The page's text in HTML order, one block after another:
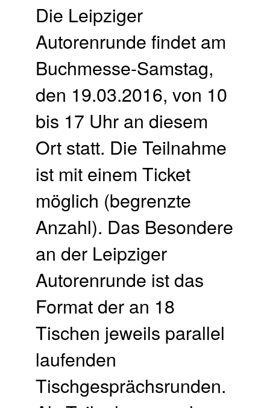
Die Leipziger
Autorenrunde findet am
Buchmesse-Samstag,
den 19.03.2016, von 10
bis 17 Uhr an diesem
Ort statt. Die Teilnahme
ist mit einem Ticket
möglich (begrenzte
Anzahl). Das Besondere
an der Leipziger
Autorenrunde ist das
Format der an 18
Tischen jeweils parallel
laufenden
Tischgesprächsrunden.